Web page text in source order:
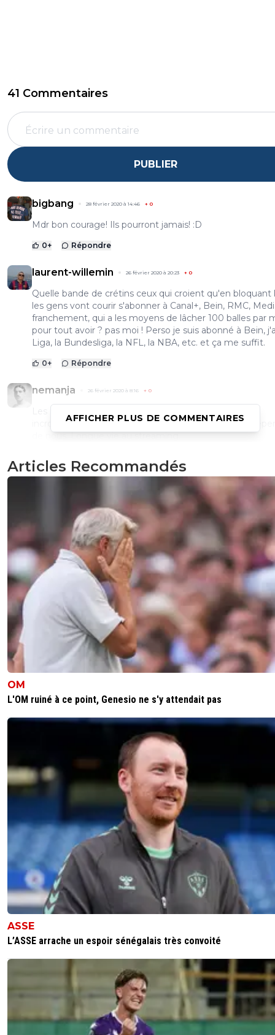
41 Commentaires
PUBLIER
bigbang 28 février 2020 à 14:46 + 0
Mdr bon courage! Ils pourront jamais! :D
0+ Répondre
laurent-willemin 26 février 2020 à 20:23 + 0
Quelle bande de crétins ceux qui croient qu'en bloquant
les gens vont courir s'abonner à Canal+, Bein, RMC,
franchement, qui a les moyens de lâcher 100 balles par
pour tout avoir ? pas moi ! Perso je suis abonné à Bein,
Liga, la Bundesliga, la NFL, la NBA, etc. et ça me suffit.
0+ Répondre
nemanja 26 février 2020 à 8:16 + 0
incroyablement élevés, alors qu'ils sont finalement
de nous. Longue vie au streaming.
Faut combien aujourd'hui pour avoir rmc canal bein?
102015=45€????
0 Répondre
26 février 2020 à 8:33
Tu rigoles c'est bien plus que ça l'abo canal est à
hors promos, Be in inclus, et RMC c'est genre 20
tu es pas chez SFR, et tu comptes pas qu'il y a
eurosport si tu veux voir les matchs de
€ c'est avec engament d'un an en plus sachant
que 6 mois plus ou moins de LDC et encore si tu
juste suivre ton équipe et qu'elle va pas au bout,
engagement 25 BALLES, si tu veux juste
pour 2 à 4 matchs de LDC par mois....Ah oui et
que Canal le tout foot c'est normalement à 49,90
la "promo" à 39,90 a jamais bougé en vrai... Un peu
comme les magasins qui augmente le prix avant
soldes pour le rebaisser au prix normal avec une
étiquette "soldes"...
Répondre
kopeurfilde-ol-idf 25 février 2020 à 23:10
Il me semble que c’est ça
+ Répondre
volterre 26 février 2020 à 8:03
Ça ferait plutôt dans les 60€ je crois
oui après réflexion, je suis autour des 60€
+ Répondre
kress93-palestine 25 février 2020 à 21:54 +1
AFFICHER PLUS DE COMMENTAIRES
Articles Recommandés
OM
L'OM ruiné à ce point, Genesio ne s'y attendait pas
ASSE
L’ASSE arrache un espoir sénégalais très convoité